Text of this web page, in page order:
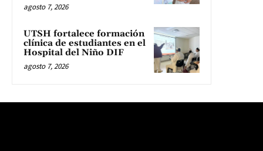
agosto 7, 2026
UTSH fortalece formación
clínica de estudiantes en el
Hospital del Niño DIF
agosto 7, 2026